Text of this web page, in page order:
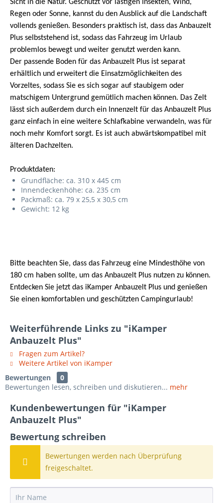
Sicht in die Natur. Geschützt vor lästigen Insekten, Wind,
Regen oder Sonne, kannst du den Ausblick auf die Landschaft
vollends genießen. Besonders praktisch ist, dass das Anbauzelt
Plus selbststehend ist, sodass das Fahrzeug im Urlaub
problemlos bewegt und weiter genutzt werden kann.
Der passende Boden für das Anbauzelt Plus ist separat
erhältlich und erweitert die Einsatzmöglichkeiten des
Vorzeltes, sodass Sie es sich sogar auf staubigem oder
matschigem Untergrund gemütlich machen können. Das Zelt
lässt sich außerdem durch ein Innenzelt für das Anbauzelt Plus
ganz einfach in eine weitere Schlafkabine verwandeln, was für
noch mehr Komfort sorgt. Es ist auch abwärtskompatibel mit
älteren Dachzelten.
Produktdaten:
Grundfläche: ca. 310 x 445 cm
Innendeckenhöhe: ca. 235 cm
Packmaß: ca. 79 x 25,5 x 30,5 cm
Gewicht: 12 kg
Bitte beachten Sie, dass das Fahrzeug eine Mindesthöhe von
180 cm haben sollte, um das Anbauzelt Plus nutzen zu können.
Entdecken Sie jetzt das iKamper Anbauzelt Plus und genießen
Sie einen komfortablen und geschützten Campingurlaub!
Weiterführende Links zu "iKamper
Anbauzelt Plus"
Fragen zum Artikel?
Weitere Artikel von iKamper
Bewertungen
0
Bewertungen lesen, schreiben und diskutieren... mehr
Kundenbewertungen für "iKamper
Anbauzelt Plus"
Bewertung schreiben
Bewertungen werden nach Überprüfung
freigeschaltet.